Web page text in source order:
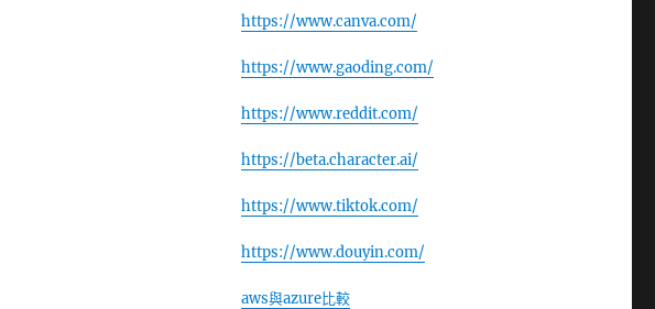
https://www.canva.com/
https://www.gaoding.com/
https://www.reddit.com/
https://beta.character.ai/
https://www.tiktok.com/
https://www.douyin.com/
aws與azure比較